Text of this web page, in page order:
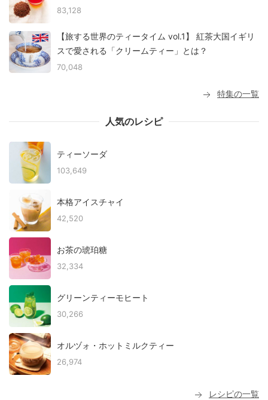
83,128
【旅する世界のティータイム vol.1】 紅茶大国イギリ
スで愛される「クリームティー」とは？
70,048
特集の一覧
人気のレシピ
ティーソーダ
103,649
本格アイスチャイ
42,520
お茶の琥珀糖
32,334
グリーンティーモヒート
30,266
オルヅォ・ホットミルクティー
26,974
レシピの一覧